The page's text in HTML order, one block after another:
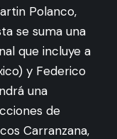
Polanco,
se suma una
que incluye a
y Federico
una
de
Carranzana,